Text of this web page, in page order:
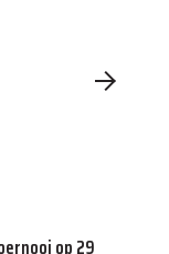
op 29